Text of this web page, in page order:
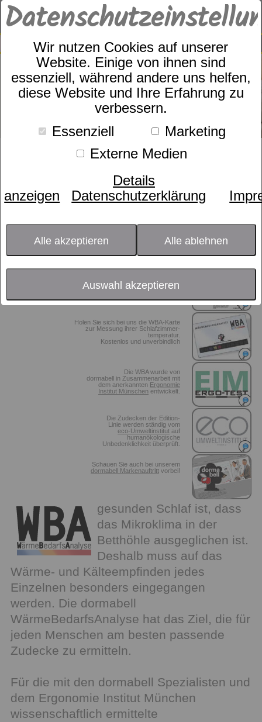
Wir nutzen Cookies auf unserer
Website. Einige von ihnen sind
essenziell, während andere uns helfen,
diese Website und Ihre Erfahrung zu
verbessern.
Essenziell
Marketing
Externe Medien
Details
anzeigen
Datenschutzerklärung
Alle akzeptieren Alle ablehnen
Auswahl akzeptieren
SUCHE
0
Zudecken für Ihren
individuellen
Wärmebedarf
Schauen Sie sich hier
unseren aktuellen Prospekt in Form
Holen Sie sich bei uns die WBA-Karte
zur Messung ihrer Schlafzimmer-
temperatur.
Kostenlos und unverbindlich
Die WBA wurde von
dormabell in Zusammenarbeit mit
dem anerkannten Ergonomie
Institut Münschen entwickelt.
Die Zudecken der Edition-
Linie werden ständig vom
eco-Umweltinstitut auf
humanökologische
Unbedenklichkeit überprüft.
Schauen Sie auch bei unserem
dormabell Markenauftritt vorbei!
Wichtig
für
gesunden Schlaf ist, dass
das Mikroklima in der
Betthöhle ausgeglichen ist.
Deshalb muss auf das
Wärme- und Kälteempfinden jedes
Einzelnen besonders eingegangen
werden. Die dormabell
WärmeBedarfsAnalyse hat das Ziel, die für
jeden Menschen am besten passende
Zudecke zu ermitteln.
Für die mit den dormabell Spezialisten und
dem Ergonomie Institut München
wissenschaftlich ermittelte